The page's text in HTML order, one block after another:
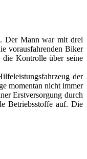
Der Mann war mit drei
vorausfahrenden Biker
Kontrolle über seine
der
momentan nicht immer
Erstversorgung durch
Betriebsstoffe auf. Die